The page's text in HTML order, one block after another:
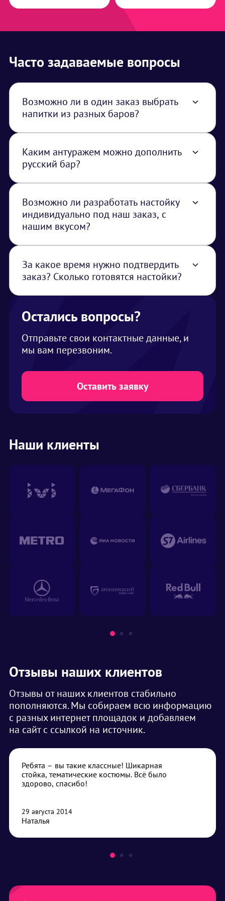
Часто задаваемые вопросы
Возможно ли в один заказ выбрать
напитки из разных баров?
свое мероприятие из разных баров
Каким антуражем можно дополнить
русский бар?
декор, баранки-бублики, деревянная барная
стойка
Возможно ли разработать настойку
индивидуально под наш заказ, с
нашим вкусом?
вашему запросу
За какое время нужно подтвердить
заказ? Сколько готовятся настойки?
настаивания до нескольких часов. Но все же
рекомендуем подтверждать заказ минимум
за 2 дня
Остались вопросы?
Отправьте свои контактные данные, и
мы вам перезвоним.
Оставить заявку
Наши клиенты
Отзывы наших клиентов
Отзывы от наших клиентов стабильно
пополняются. Мы собираем всю информацию
с разных интернет площадок и добавляем
на сайт с ссылкой на источник.
Ребята – вы такие классные! Шикарная
стойка, тематические костюмы. Всё было
здорово, спасибо!
29 августа 2014
Наталья